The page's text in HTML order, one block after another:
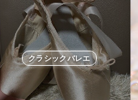
クラシックバレエ